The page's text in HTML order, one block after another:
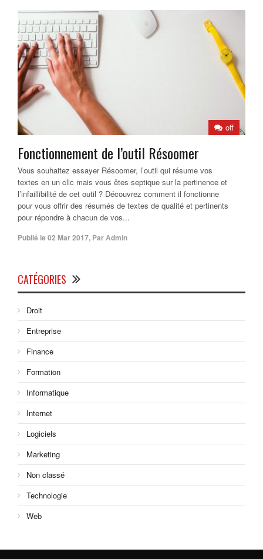
off
Fonctionnement de l’outil Résoomer
Vous souhaitez essayer Résoomer, l’outil qui résume vos
textes en un clic mais vous êtes septique sur la pertinence et
l’infaillibilité de cet outil ? Découvrez comment il fonctionne
pour vous offrir des résumés de textes de qualité et pertinents
pour répondre à chacun de vos...
Publié le02 Mar 2017, ParAdmin
CATÉGORIES
Droit
Entreprise
Finance
Formation
Informatique
Internet
Logiciels
Marketing
Non classé
Technologie
Web